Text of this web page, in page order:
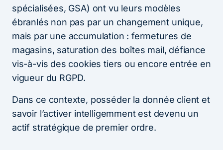
spécialisées, GSA) ont vu leurs modèles
ébranlés non pas par un changement unique,
mais par une accumulation : fermetures de
magasins, saturation des boîtes mail, défiance
vis-à-vis des cookies tiers ou encore entrée en
vigueur du RGPD.
Dans ce contexte, posséder la donnée client et
savoir l’activer intelligemment est devenu un
actif stratégique de premier ordre.